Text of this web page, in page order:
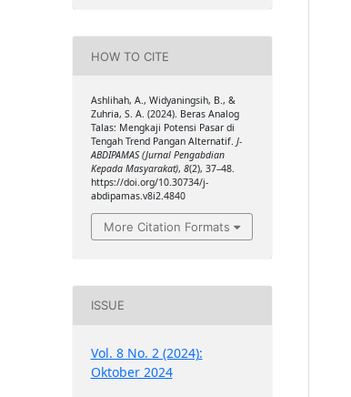
HOW TO CITE
Ashlihah, A., Widyaningsih, B., &
Zuhria, S. A. (2024). Beras Analog
Talas: Mengkaji Potensi Pasar di
Tengah Trend Pangan Alternatif. J-
ABDIPAMAS (Jurnal Pengabdian
Kepada Masyarakat), 8(2), 37–48.
https://doi.org/10.30734/j-
abdipamas.v8i2.4840
More Citation Formats
ISSUE
Vol. 8 No. 2 (2024):
Oktober 2024